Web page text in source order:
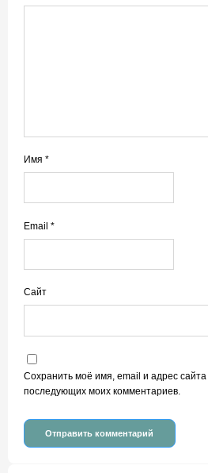
Имя *
Email *
Сайт
Сохранить моё имя, email и адрес
последующих моих комментариев.